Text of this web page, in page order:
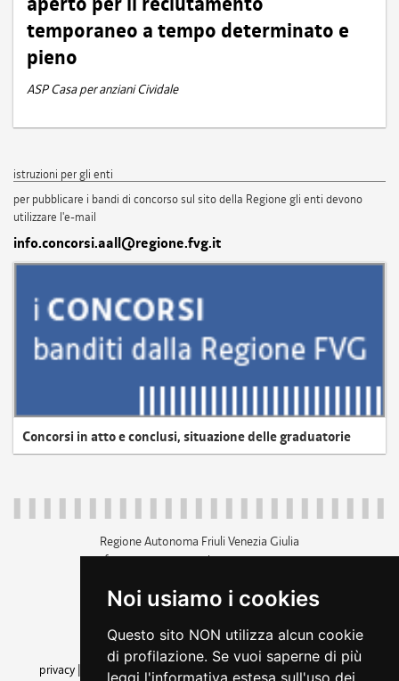
Noi usiamo i cookies
Questo sito NON utilizza alcun cookie
di profilazione. Se vuoi saperne di più
leggi l'informativa estesa sull'uso dei
temporaneo a tempo determinato e
pieno
ASP Casa per anziani Cividale
istruzioni per gli enti
per pubblicare i bandi di concorso sul sito della Regione gli enti devono
utilizzare l'e-mail
info.concorsi.aall@regione.fvg.it
Concorsi in atto e conclusi, situazione delle graduatorie
Regione Autonoma Friuli Venezia Giulia
c.f. 80014930327; p.iva 00526040324
+39 040 3771111
amministrazione trasparente
privacy
cookie |note legali accessibilità
dichiarazione di